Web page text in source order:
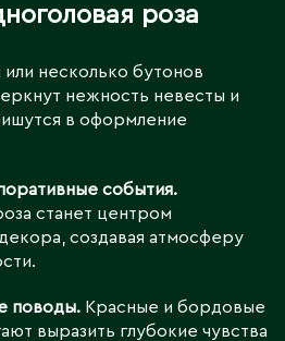
роза
несколько бутонов
нежность невесты и
в оформление
события.
станет центром
создавая атмосферу
поводы. Красные и бордовые
выразить глубокие чувства